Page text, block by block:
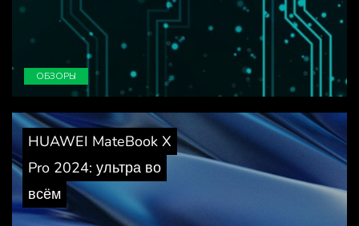
ОБЗОРЫ
HUAWEI MateBook X
Pro 2024: ультра во
всём